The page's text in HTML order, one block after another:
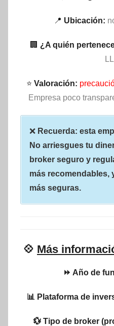
📍 Ubicación:
🏢 ¿A quién
⭐ Valoración:
Empresa poco
❌ Recuerda: esta
No arriesgues tu
broker seguro y
más recomendables,
más seguras.
💠 Más
⏩ Año de
📊 Plataforma de
💱 Tipo de broker